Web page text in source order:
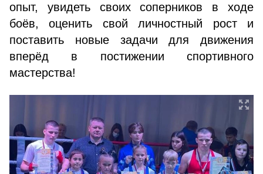
опыт, увидеть своих соперников в ходе
боёв, оценить свой личностный рост и
поставить новые задачи для движения
вперёд в постижении спортивного
мастерства!